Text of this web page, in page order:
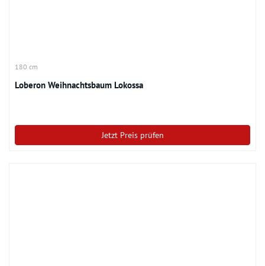
180 cm
Loberon Weihnachtsbaum Lokossa
Jetzt Preis prüfen